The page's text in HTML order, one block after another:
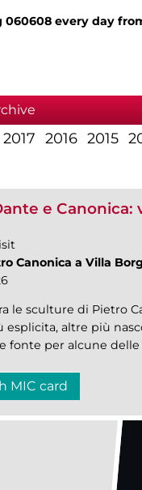
every day
2017 2016 2015
e Canonica:
Canonica a Villa
le sculture di Pietro
esplicita, altre più
fonte per alcune
MIC card